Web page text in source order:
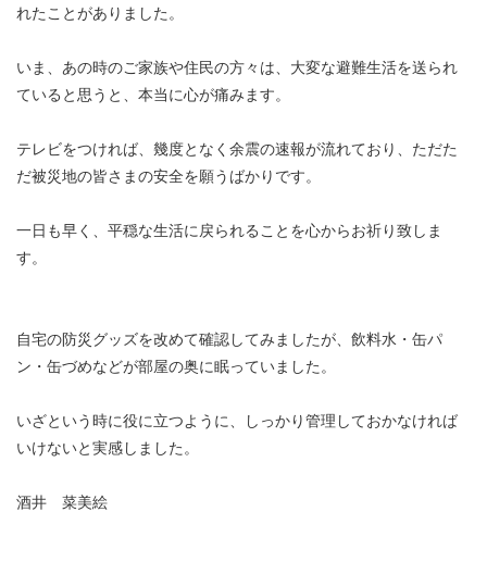
れたことがありました。
いま、あの時のご家族や住民の方々は、大変な避難生活を送られ
ていると思うと、本当に心が痛みます。
テレビをつければ、幾度となく余震の速報が流れており、ただた
だ被災地の皆さまの安全を願うばかりです。
一日も早く、平穏な生活に戻られることを心からお祈り致しま
す。
自宅の防災グッズを改めて確認してみましたが、飲料水・缶パ
ン・缶づめなどが部屋の奥に眠っていました。
いざという時に役に立つように、しっかり管理しておかなければ
いけないと実感しました。
酒井 菜美絵